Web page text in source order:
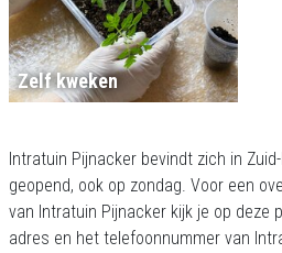
Zelf kweken
Intratuin Pijnacker bevindt zich in
geopend, ook op zondag. Voor een
van Intratuin Pijnacker kijk je op deze
adres en het telefoonnummer van